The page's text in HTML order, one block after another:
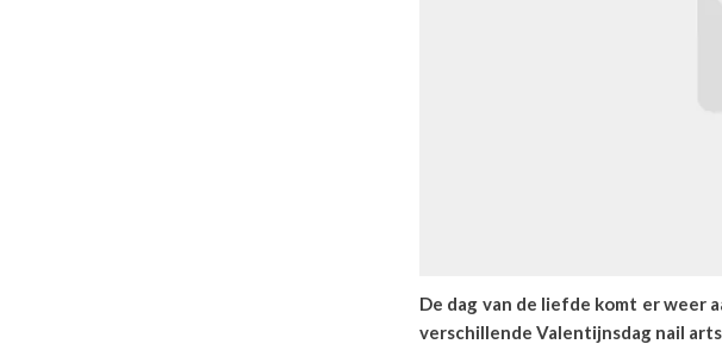
De dag van de liefde komt er weer
verschillende Valentijnsdag nail